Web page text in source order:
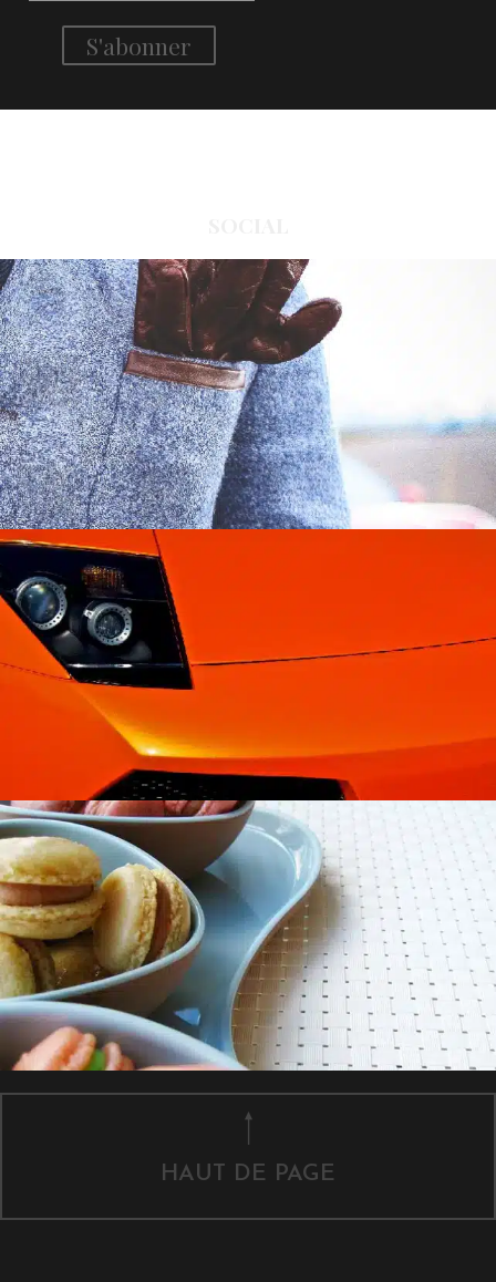
HAUT DE PAGE